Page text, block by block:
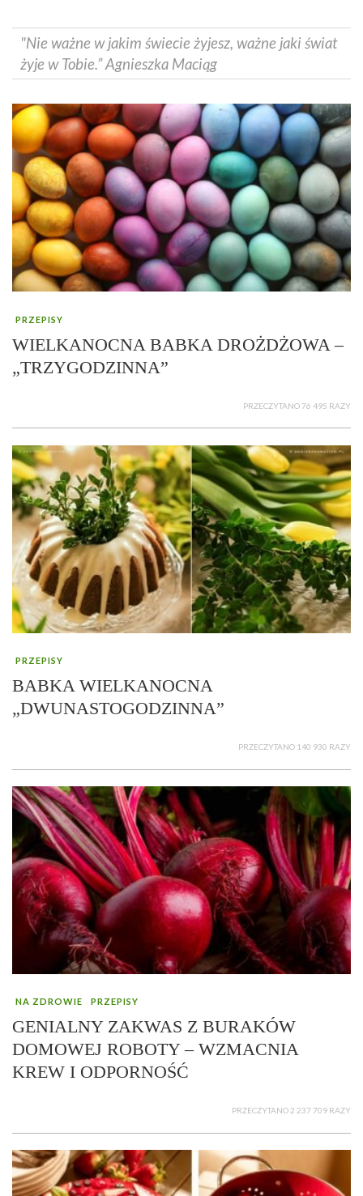
"Nie ważne w jakim świecie żyjesz, ważne jaki świat
żyje w Tobie.” Agnieszka Maciąg
PRZEPISY
WIELKANOCNA BABKA DROŻDŻOWA –
„TRZYGODZINNA”
PRZECZYTANO 76 495 RAZY
PRZEPISY
BABKA WIELKANOCNA
„DWUNASTOGODZINNA”
PRZECZYTANO 140 930 RAZY
NA ZDROWIE PRZEPISY
GENIALNY ZAKWAS Z BURAKÓW
DOMOWEJ ROBOTY – WZMACNIA
KREW I ODPORNOŚĆ
PRZECZYTANO 2 237 709 RAZY